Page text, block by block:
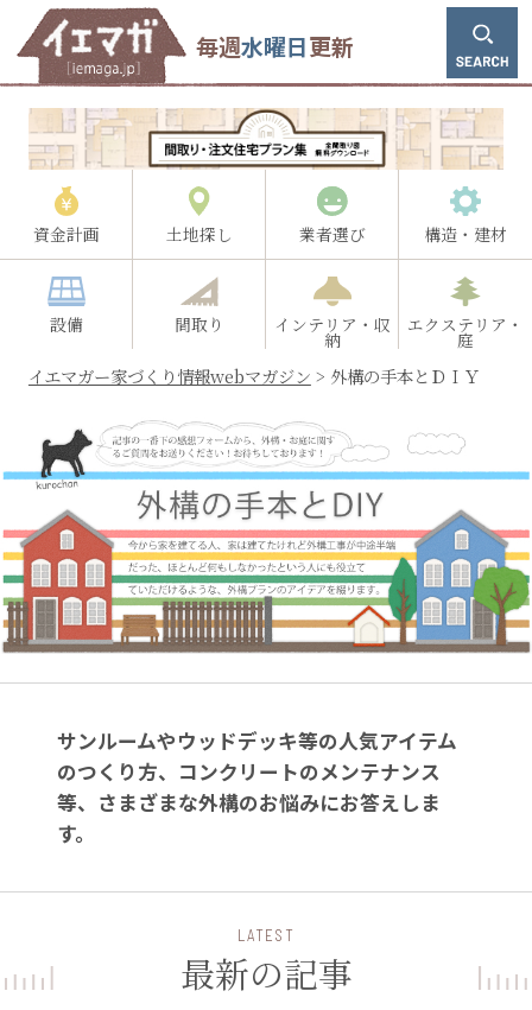
毎週水曜日更新
資金計画 土地探し 業者選び 構造・建材
設備 間取り インテリア・収
納
エクステリア・
庭
イエマガー家づくり情報webマガジン > 外構の手本とＤＩＹ
サンルームやウッドデッキ等の人気アイテム
のつくり方、コンクリートのメンテナンス
等、さまざまな外構のお悩みにお答えしま
す。
LATEST
最新の記事